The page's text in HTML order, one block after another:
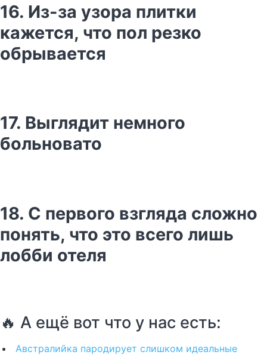
16. Из-за узора плитки
кажется, что пол резко
обрывается
17. Выглядит немного
больновато
18. С первого взгляда сложно
понять, что это всего лишь
лобби отеля
🔥 А ещё вот что у нас есть:
Австралийка пародирует слишком идеальные